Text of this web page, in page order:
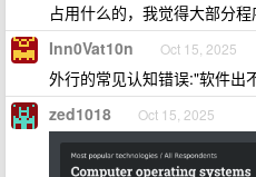
占用什么的，我觉得大部分
Inn0Vat10n Oct 15, 2025
外行的常见认知错误:"软件出
zed1018 Oct 15, 2025